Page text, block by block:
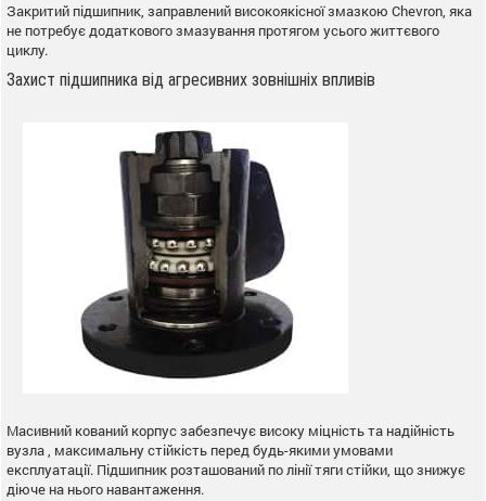
Закритий підшипник, заправлений високоякісної змазкою Chevron, яка
не потребує додаткового змазування протягом усього життєвого
циклу.
Захист підшипника від агресивних зовнішніх впливів
Масивний кований корпус забезпечує високу міцність та надійність
вузла , максимальну стійкість перед будь-якими умовами
експлуатації. Підшипник розташований по лінії тяги стійки, що знижує
діюче на нього навантаження.